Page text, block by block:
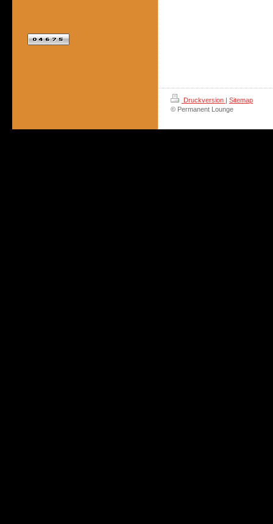
Druckversion | Sitemap
© Permanent Lounge